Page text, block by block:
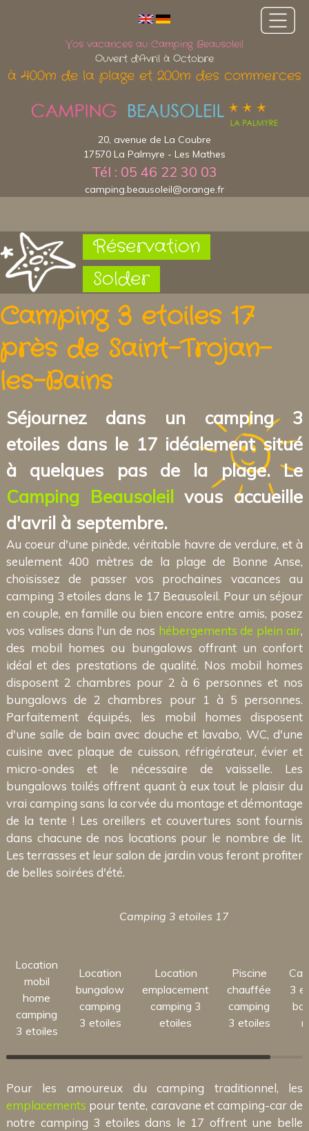
Réservation
Solder
Vos vacances au Camping Beausoleil
Ouvert d'Avril à Octobre
à 400m de la plage et 200m des commerces
20, avenue de La Coubre
17570 La Palmyre - Les Mathes
Tél : 05 46 22 30 03
camping.beausoleil@orange.fr
Camping 3 etoiles 17
près de Saint-Trojan-
les-Bains
Séjournez dans un camping 3
etoiles dans le 17 idéalement situé
à quelques pas de la plage. Le
Camping Beausoleil vous accueille
d'avril à septembre.
Au coeur d'une pinède, véritable havre de verdure, et à
seulement 400 mètres de la plage de Bonne Anse,
choisissez de passer vos prochaines vacances au
camping 3 etoiles dans le 17 Beausoleil. Pour un séjour
en couple, en famille ou bien encore entre amis, posez
vos valises dans l'un de nos hébergements de plein air,
des mobil homes ou bungalows offrant un confort
idéal et des prestations de qualité. Nos mobil homes
disposent 2 chambres pour 2 à 6 personnes et nos
bungalows de 2 chambres pour 1 à 5 personnes.
Parfaitement équipés, les mobil homes disposent
d'une salle de bain avec douche et lavabo, WC, d'une
cuisine avec plaque de cuisson, réfrigérateur, évier et
micro-ondes et le nécessaire de vaisselle. Les
bungalows toilés offrent quant à eux tout le plaisir du
vrai camping sans la corvée du montage et démontage
de la tente ! Les oreillers et couvertures sont fournis
dans chacune de nos locations pour le nombre de lit.
Les terrasses et leur salon de jardin vous feront profiter
de belles soirées d'été.
Camping 3 etoiles 17
Location
mobil
home
camping
3 etoiles
Location
bungalow
camping
3 etoiles
Location
emplacement
camping 3
etoiles
Piscine
chauffée
camping
3 etoiles
3
Pour les amoureux du camping traditionnel, les
emplacements pour tente, caravane et camping-car de
notre camping 3 etoiles dans le 17 offrent une belle